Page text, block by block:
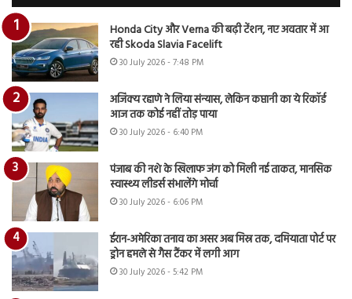
Honda City और Verna की बढ़ी टेंशन, नए अवतार में आ
रही Skoda Slavia Facelift
30 July 2026 - 7:48 PM
अजिंक्य रहाणे ने लिया संन्यास, लेकिन कप्तानी का ये रिकॉर्ड
आज तक कोई नहीं तोड़ पाया
30 July 2026 - 6:40 PM
पंजाब की नशे के खिलाफ जंग को मिली नई ताकत, मानसिक
स्वास्थ्य लीडर्स संभालेंगे मोर्चा
30 July 2026 - 6:06 PM
ईरान-अमेरिका तनाव का असर अब मिस्र तक, दमियाता पोर्ट पर
ड्रोन हमले से गैस टैंकर में लगी आग
30 July 2026 - 5:42 PM